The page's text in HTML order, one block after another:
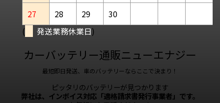
27
28 29
30
(
発送業務休業日)
カーバッテリー通販ニューエナジー
最短即日発送、車のバッテリーならここで決まり！
ピッタリのバッテリーが見つかります
弊社は、インボイス対応「適格請求書発行事業者」です。